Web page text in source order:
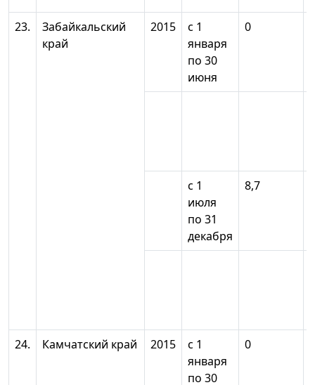
23.
Забайкальский
край
2015
с 1
января
по 30
июня
0
с 1
июля
по 31
декабря
8,7
24. Камчатский край 2015
с 1
января
по 30
0